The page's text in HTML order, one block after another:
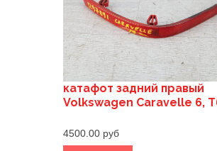
катафот задний правый
Volkswagen Caravelle 6,
4500.00